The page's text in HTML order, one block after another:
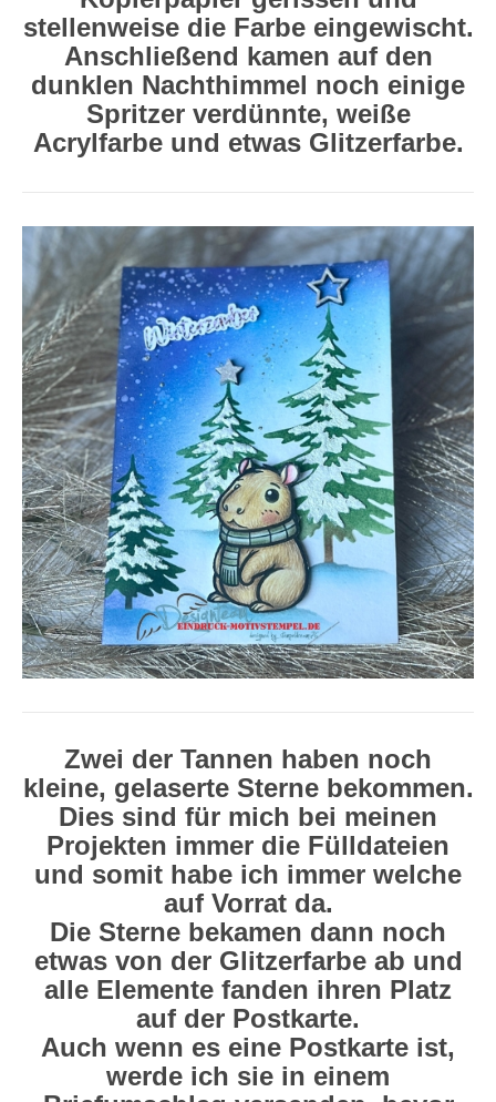
stellenweise die Farbe eingewischt.
Anschließend kamen auf den
dunklen Nachthimmel noch einige
Spritzer verdünnte, weiße
Acrylfarbe und etwas Glitzerfarbe.
Zwei der Tannen haben noch
kleine, gelaserte Sterne bekommen.
Dies sind für mich bei meinen
Projekten immer die Fülldateien
und somit habe ich immer welche
auf Vorrat da.
Die Sterne bekamen dann noch
etwas von der Glitzerfarbe ab und
alle Elemente fanden ihren Platz
auf der Postkarte.
Auch wenn es eine Postkarte ist,
werde ich sie in einem